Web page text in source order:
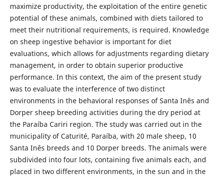
maximize productivity, the exploitation of the entire genetic
potential of these animals, combined with diets tailored to
meet their nutritional requirements, is required. Knowledge
on sheep ingestive behavior is important for diet
evaluations, which allows for adjustments regarding dietary
management, in order to obtain superior productive
performance. In this context, the aim of the present study
was to evaluate the interference of two distinct
environments in the behavioral responses of Santa Inês and
Dorper sheep breeding activities during the dry period at
the Paraíba Cariri region. The study was carried out in the
municipality of Caturité, Paraíba, with 20 male sheep, 10
Santa Inês breeds and 10 Dorper breeds. The animals were
subdivided into four lots, containing five animals each, and
placed in two different environments, in the sun and in the